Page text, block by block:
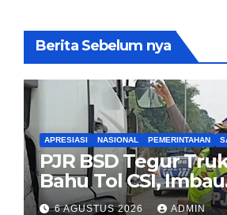
Berita Sebelum nya
APRESIASI NASIONAL PEMERINTAHAN
PJR BSD Tegur
Bahu Tol CSI, Imbau
Pengendara Tertib
6 AGUSTUS 2026 ADMIN